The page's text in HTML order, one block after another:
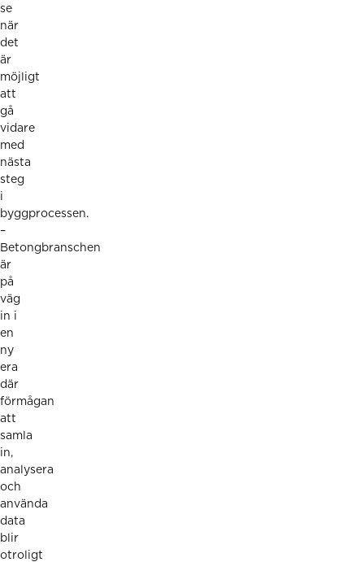
se
när
det
är
möjligt
att
gå
vidare
med
nästa
steg
i
byggprocessen.
–
Betongbranschen
är
på
väg
in i
en
ny
era
där
förmågan
att
samla
in,
analysera
och
använda
data
blir
otroligt